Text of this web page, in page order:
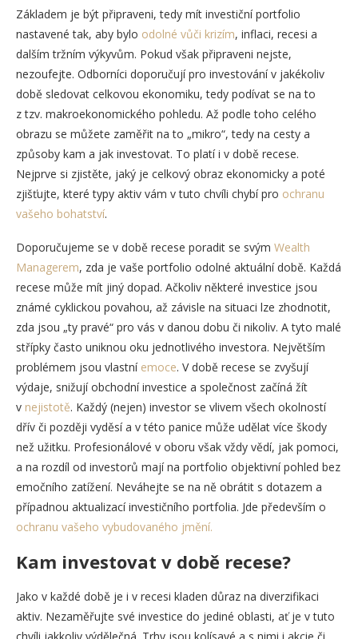
Základem je být připraveni, tedy mít investiční portfolio
nastavené tak, aby bylo odolné vůči krizím, inflaci, recesi a
dalším tržním výkyvům. Pokud však připraveni nejste,
nezoufejte. Odborníci doporučují pro investování v jakékoliv
době sledovat celkovou ekonomiku, tedy podívat se na to
z tzv. makroekonomického pohledu. Až podle toho celého
obrazu se můžete zaměřit na to „mikro“, tedy na cesty a
způsoby kam a jak investovat. To platí i v době recese.
Nejprve si zjistěte, jaký je celkový obraz ekonomicky a poté
zjišťujte, které typy aktiv vám v tuto chvíli chybí pro ochranu
vašeho bohatství.
Doporučujeme se v době recese poradit se svým Wealth
Managerem, zda je vaše portfolio odolné aktuální době. Každá
recese může mít jiný dopad. Ačkoliv některé investice jsou
známé cyklickou povahou, až závisle na situaci lze zhodnotit,
zda jsou „ty pravé“ pro vás v danou dobu či nikoliv. A tyto malé
střípky často uniknou oku jednotlivého investora. Největším
problémem jsou vlastní emoce. V době recese se zvyšují
výdaje, snižují obchodní investice a společnost začíná žít
v nejistotě. Každý (nejen) investor se vlivem všech okolností
dřív či později vyděsí a v této panice může udělat více škody
než užitku. Profesionálové v oboru však vždy vědí, jak pomoci,
a na rozdíl od investorů mají na portfolio objektivní pohled bez
emočního zatížení. Neváhejte se na ně obrátit s dotazem a
případnou aktualizací investičního portfolia. Jde především o
ochranu vašeho vybudovaného jmění.
Kam investovat v době recese?
Jako v každé době je i v recesi kladen důraz na diverzifikaci
aktiv. Nezaměřujte své investice do jediné oblasti, ať je v tuto